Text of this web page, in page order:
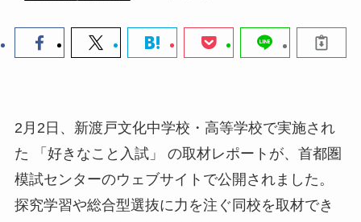
2月2日、新渡戸文化中学校・高等学校で実施され
た 「好きなこと入試」 の取材レポートが、首都圏
模試センターのウェブサイトで公開されました。
探究学習や総合型選抜に力を注ぐ同校を取材でき